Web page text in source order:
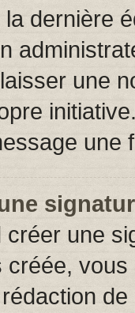
la dernière
une
une
créer une
créée,